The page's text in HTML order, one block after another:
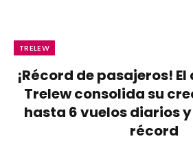
TRELEW
¡Récord de pasajeros!
Trelew consolida su
hasta 6 vuelos diarios
récord